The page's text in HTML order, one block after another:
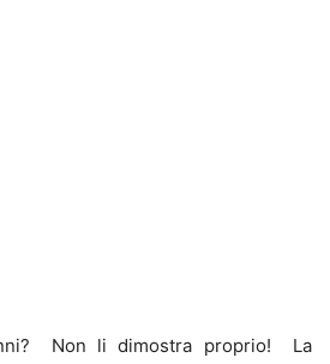
Non li dimostra proprio! La